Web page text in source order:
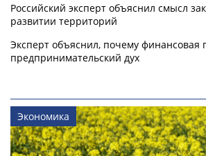
Российский эксперт объяснил смысл
развитии территорий
Эксперт объяснил, почему финансовая
предпринимательский дух
Экономика